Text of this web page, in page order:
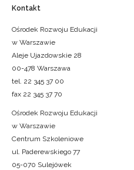
Kontakt
Ośrodek Rozwoju Edukacji
w Warszawie
Aleje Ujazdowskie 28
00-478 Warszawa
tel. 22 345 37 00
fax 22 345 37 70
Ośrodek Rozwoju Edukacji
w Warszawie
Centrum Szkoleniowe
ul. Paderewskiego 77
05-070 Sulejówek